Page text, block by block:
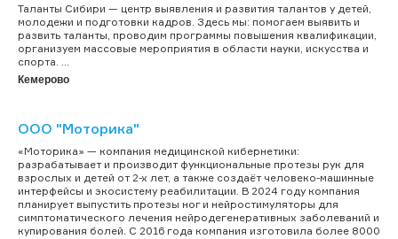
Таланты Сибири — центр выявления и развития талантов у детей,
молодежи и подготовки кадров. Здесь мы: помогаем выявить и
развить таланты, проводим программы повышения квалификации,
организуем массовые мероприятия в области науки, искусства и
спорта. ...
Кемерово
ООО "Моторика"
«Моторика» — компания медицинской кибернетики:
разрабатывает и производит функциональные протезы рук для
взрослых и детей от 2-х лет, а также создаёт человеко-машинные
интерфейсы и экосистему реабилитации. В 2024 году компания
планирует выпустить протезы ног и нейростимуляторы для
симптоматического лечения нейродегенеративных заболеваний и
купирования болей. С 2016 года компания изготовила более 8000